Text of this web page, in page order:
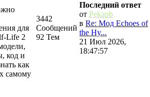
для
Life 2
код и
как
самому
3442
Сообщений
92 Тем
Последний ответ
от Pekapb
в Re: Мод Echoes of
the Hy...
21 Июл 2026,
18:47:57